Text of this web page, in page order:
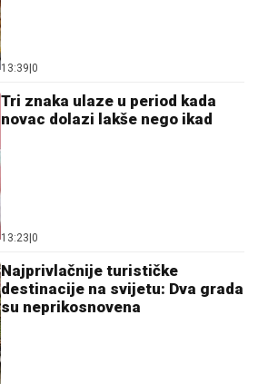
13:39 0
Tri znaka ulaze u period kada
novac dolazi lakše nego ikad
13:23 0
Najprivlačnije turističke
destinacije na svijetu: Dva grada
su neprikosnovena